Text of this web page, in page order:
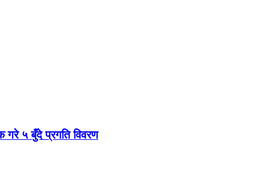
गरे ५ बुँदे प्रगति विवरण